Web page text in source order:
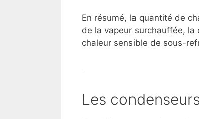
En résumé, la quantité de
de la vapeur surchauffée,
chaleur sensible de sous-
Les